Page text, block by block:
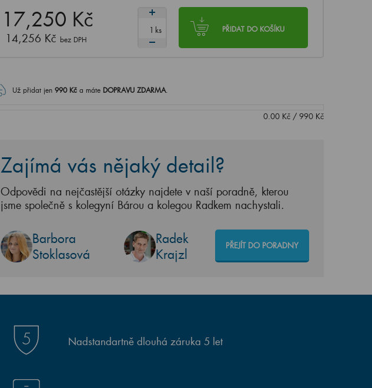
17,250 Kč
14,256 Kč bez DPH
PŘIDAT DO KOŠÍKU
ks
Už přidat jen 990Kč a máte DOPRAVU ZDARMA.
0.00Kč/ 990Kč
Zajímá vás nějaký detail?
Odpovědi na nejčastější otázky najdete v naší poradně, kterou
jsme společně s kolegyní Bárou a kolegou Radkem nachystali.
Barbora
Stoklasová
Radek
Krajzl
PŘEJÍT DO PORADNY
Nadstandartně dlouhá záruka 5 let